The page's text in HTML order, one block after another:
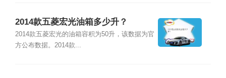
2014款五菱宏光油箱多少升？
2014款五菱宏光的油箱容积为50升，该数据为官
方公布数据。2014款...